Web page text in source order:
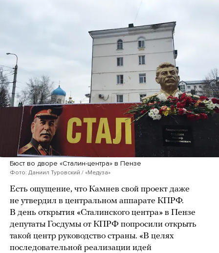
Бюст во дворе «Сталин-центра» в Пензе
Фото: Даниил Туровский / «Медуза»
Есть ощущение, что Камнев свой проект даже
не утвердил в центральном аппарате КПРФ.
В день открытия «Сталинского центра» в Пензе
депутаты Госдумы от КПРФ попросили открыть
такой центр руководство страны. «В целях
последовательной реализации идей